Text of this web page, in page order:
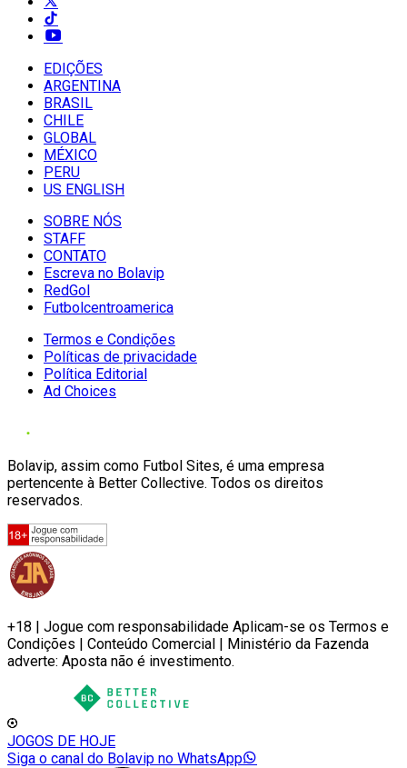
EDIÇÕES
ARGENTINA
BRASIL
CHILE
GLOBAL
MÉXICO
PERU
US ENGLISH
SOBRE NÓS
STAFF
CONTATO
Escreva no Bolavip
RedGol
Futbolcentroamerica
Termos e Condições
Políticas de privacidade
Política Editorial
Ad Choices
Bolavip, assim como Futbol Sites, é uma empresa
pertencente à Better Collective. Todos os direitos
reservados.
+18 | Jogue com responsabilidade Aplicam-se os Termos e
Condições | Conteúdo Comercial | Ministério da Fazenda
adverte: Aposta não é investimento.
JOGOS DE HOJE
Siga o canal do Bolavip no WhatsApp